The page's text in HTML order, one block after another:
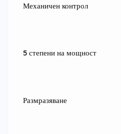
Механичен контрол
5 степени на мощност
Размразяване